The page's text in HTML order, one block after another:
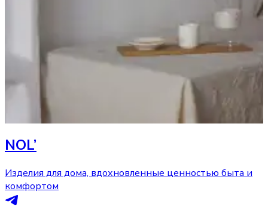
NOL’
Изделия для дома, вдохновленные ценностью быта и
комфортом